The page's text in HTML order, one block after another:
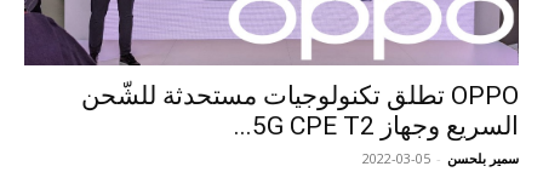
OPPO تطلق تكنولوجيات مستحدثة للشّحن
السريع وجهاز 5G CPE T2...
سمير بلحسن -
2022-03-05